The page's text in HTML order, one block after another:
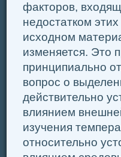
факторов,
недостатком
исходном
изменяется. Это
принципиально
вопрос о
действительно
влиянием
изучения
относительно